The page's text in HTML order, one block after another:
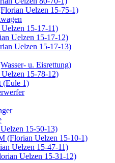
Uelzen 15-75-1)
15-17-11)
Uelzen 15-17-12)
Uelzen 15-17-13)
u. Eisrettung)
15-78-12)
(Eule 1)
15-50-13)
(Florian Uelzen 15-10-1)
Uelzen 15-47-11)
Uelzen 15-31-12)